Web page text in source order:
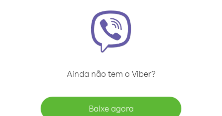
Ainda não tem o Viber?
Baixe agora